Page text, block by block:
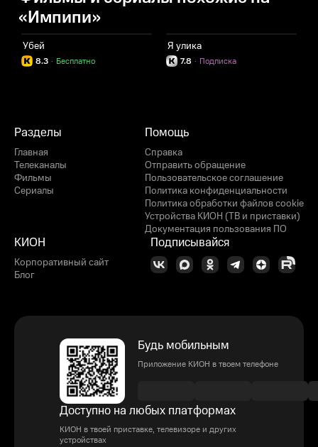
«Импипи»
Убей
8.3 Бесплатно
·
Я улика
7.8 Подписка
·
Разделы
Главная
Телеканалы
Фильмы
Сериалы
Помощь
Справка
Отправить обращение
Пользовательское соглашение
Политика конфиденциальности
Политика обработки файлов cookie
Устройства КИОН (ТВ и приставки)
Документация пользования ПО
КИОН
Корпоративный сайт
Блог
Подписывайся
Будь мобильным
Приложение КИОН в твоем телефоне
Доступно на любых платформах
КИОН в твоей приставке, телевизоре и других
устройствах